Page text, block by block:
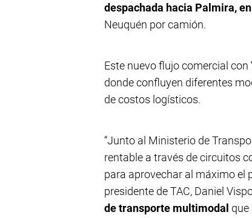
despachada hacia Palmira,
Neuquén por camión.
Este nuevo flujo comercial con
donde confluyen diferentes
de costos logísticos.
“Junto al Ministerio de
rentable a través de circuitos
para aprovechar al máximo el
presidente de TAC, Daniel
de transporte multimodal